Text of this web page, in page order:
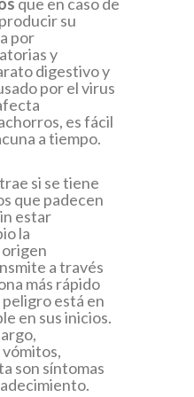
que en caso de
su
por
y
digestivo y
por el virus
es fácil
a tiempo.
si se tiene
que padecen
estar
la
a través
más rápido
está en
en sus inicios.
son síntomas